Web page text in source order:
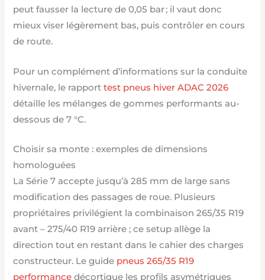
peut fausser la lecture de 0,05 bar ; il vaut donc
mieux viser légèrement bas, puis contrôler en cours
de route.
Pour un complément d’informations sur la conduite
hivernale, le rapporttest pneus hiver ADAC 2026
détaille les mélanges de gommes performants au-
dessous de 7 °C.
Choisir sa monte : exemples de dimensions
homologuées
La Série 7 accepte jusqu’à 285 mm de large sans
modification des passages de roue. Plusieurs
propriétaires privilégient la combinaison 265/35 R19
avant – 275/40 R19 arrière ; ce setup allège la
direction tout en restant dans le cahier des charges
constructeur. Le guide pneus 265/35 R19
performance décortique les profils asymétriques